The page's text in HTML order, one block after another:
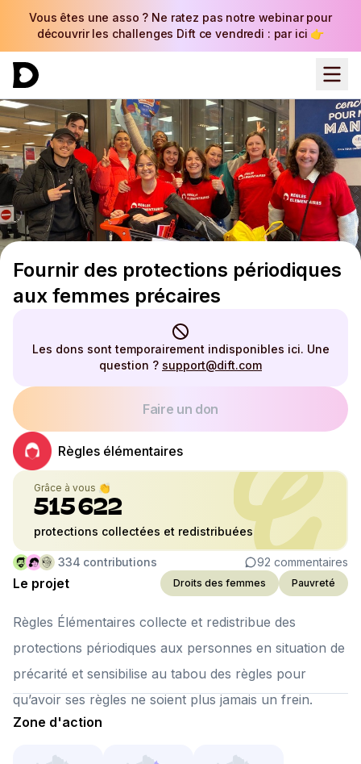
Vous êtes une asso ? Ne ratez pas notre webinar pour
découvrir les challenges Dift ce vendredi : par ici 👉
Fournir des protections périodiques
aux femmes précaires
Les dons sont temporairement indisponibles ici. Une
question ? support@dift.com
Faire un don
Règles élémentaires
Grâce à vous 👏
515 622
protections collectées et redistribuées
334 contributions 92 commentaires
Le projet Droits des femmes Pauvreté
Règles Élémentaires collecte et redistribue des
protections périodiques aux personnes en situation de
précarité et sensibilise au tabou des règles pour
qu’avoir ses règles ne soient plus jamais un frein.
Zone d'action